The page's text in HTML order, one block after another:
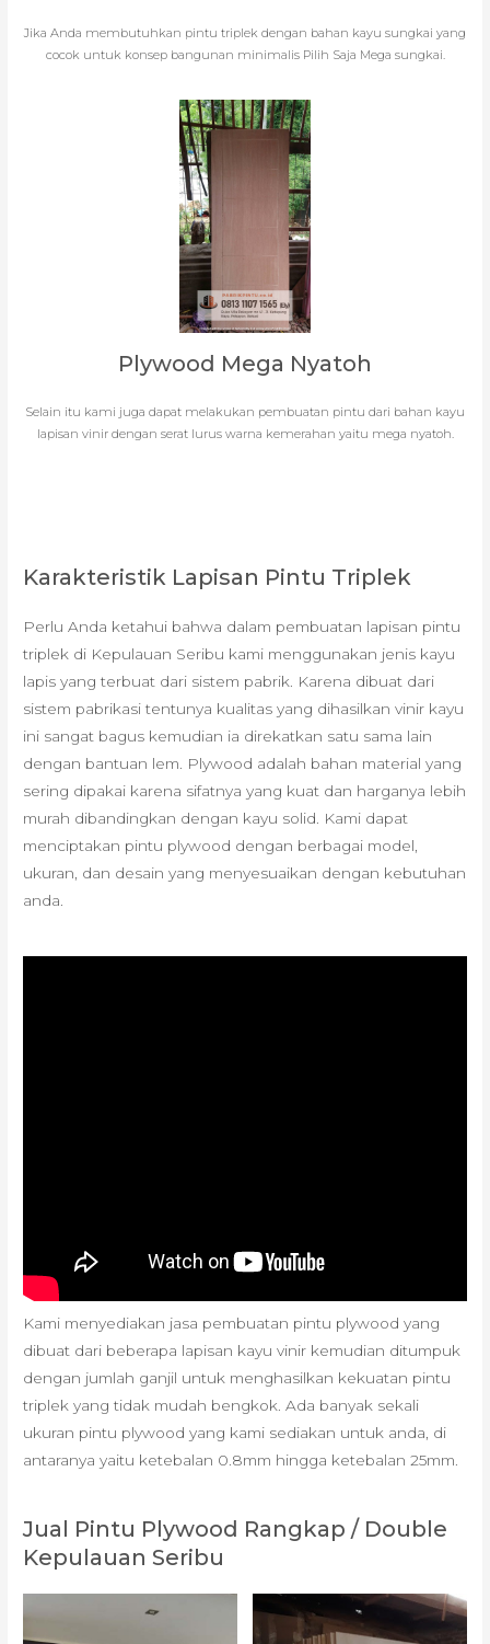
Jika Anda membutuhkan pintu triplek dengan bahan kayu sungkai yang
cocok untuk konsep bangunan minimalis Pilih Saja Mega sungkai.
Plywood Mega Nyatoh
Selain itu kami juga dapat melakukan pembuatan pintu dari bahan kayu
lapisan vinir dengan serat lurus warna kemerahan yaitu mega nyatoh.
Karakteristik Lapisan Pintu Triplek
Perlu Anda ketahui bahwa dalam pembuatan lapisan pintu
triplek di Kepulauan Seribu kami menggunakan jenis kayu
lapis yang terbuat dari sistem pabrik. Karena dibuat dari
sistem pabrikasi tentunya kualitas yang dihasilkan vinir kayu
ini sangat bagus kemudian ia direkatkan satu sama lain
dengan bantuan lem. Plywood adalah bahan material yang
sering dipakai karena sifatnya yang kuat dan harganya lebih
murah dibandingkan dengan kayu solid. Kami dapat
menciptakan pintu plywood dengan berbagai model,
ukuran, dan desain yang menyesuaikan dengan kebutuhan
anda.
Kami menyediakan jasa pembuatan pintu plywood yang
dibuat dari beberapa lapisan kayu vinir kemudian ditumpuk
dengan jumlah ganjil untuk menghasilkan kekuatan pintu
triplek yang tidak mudah bengkok. Ada banyak sekali
ukuran pintu plywood yang kami sediakan untuk anda, di
antaranya yaitu ketebalan 0.8mm hingga ketebalan 25mm.
Jual Pintu Plywood Rangkap / Double
Kepulauan Seribu